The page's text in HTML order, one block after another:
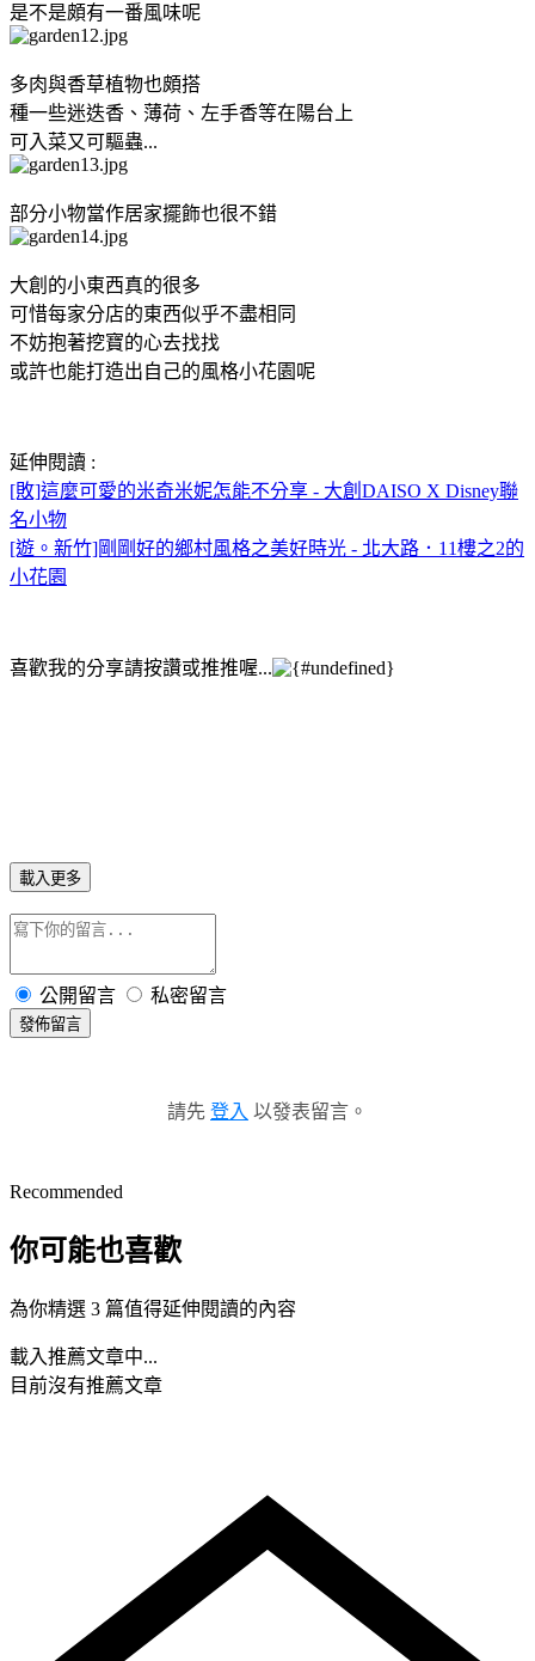
是不是頗有一番風味呢
多肉與香草植物也頗搭
種一些迷迭香、薄荷、左手香等在陽台上
可入菜又可驅蟲...
部分小物當作居家擺飾也很不錯
大創的小東西真的很多
可惜每家分店的東西似乎不盡相同
不妨抱著挖寶的心去找找
或許也能打造出自己的風格小花園呢
延伸閱讀 :
[敗]這麼可愛的米奇米妮怎能不分享 - 大創DAISO X Disney聯
名小物
[遊。新竹]剛剛好的鄉村風格之美好時光 - 北大路．11樓之2的
小花園
喜歡我的分享請按讚或推推喔...
載入更多
公開留言 私密留言
發佈留言
請先 登入 以發表留言。
Recommended
你可能也喜歡
為你精選 3 篇值得延伸閱讀的內容
載入推薦文章中...
目前沒有推薦文章